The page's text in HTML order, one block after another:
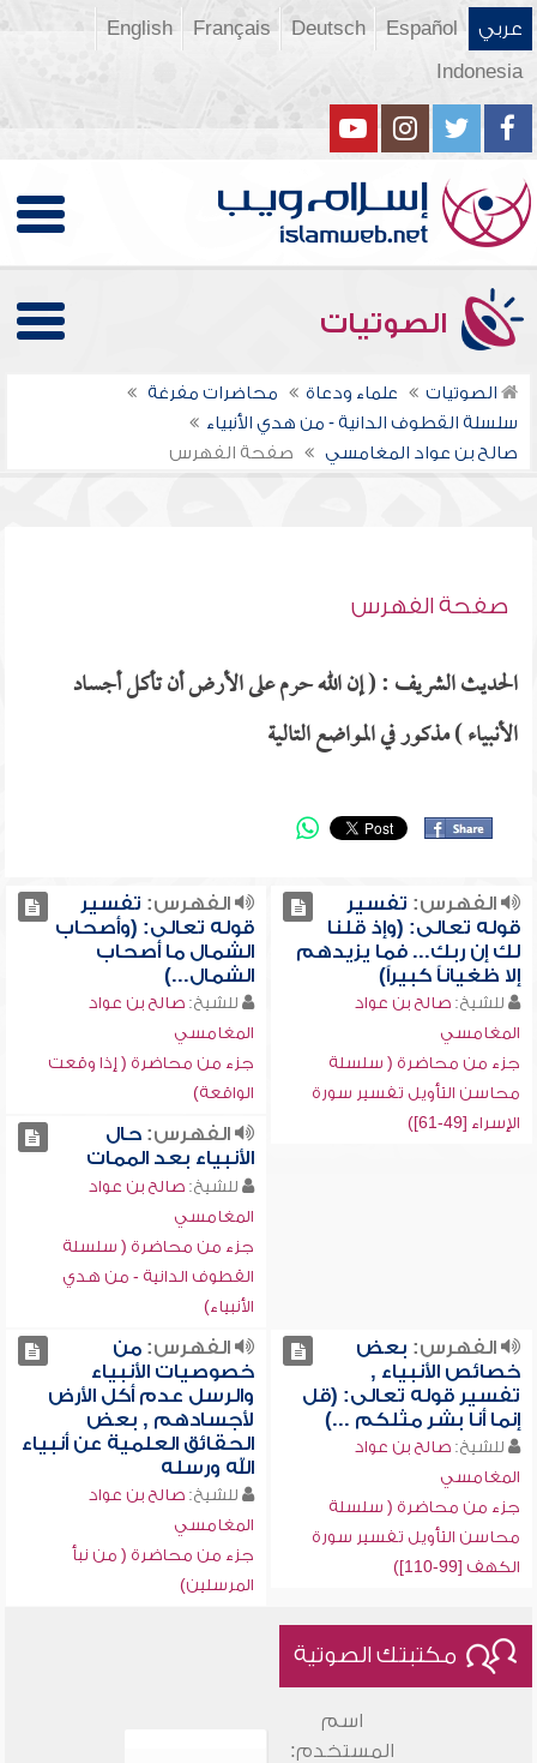
عربي Español
Deutsch
Français
English
Indonesia
الصوتيات
الصوتيات علماء ودعاة
محاضرات مفرغة
سلسلة القطوف الدانية - من هدي الأنبياء
صالح بن عواد المغامسي
صفحة الفهرس
صفحة الفهرس
الحديث الشريف : ( إن الله حرم على الأرض أن تأكل أجساد
الأنبياء ) مذكور في المواضع التالية
الفهرس: تفسير
قوله تعالى: (وإذ قلنا
لك إن ربك... فما يزيدهم
إلا ظغياناً كبيراً)
للشيخ:صالح بن عواد
المغامسي
جزء من محاضرة ( سلسلة
محاسن التأويل تفسير سورة
الإسراء [49-61])
الفهرس: تفسير
قوله تعالى: (وأصحاب
الشمال ما أصحاب
الشمال...)
للشيخ:صالح بن عواد
المغامسي
جزء من محاضرة ( إذا وقعت
الواقعة)
الفهرس:حال
الأنبياء بعد الممات
للشيخ:صالح بن عواد
المغامسي
جزء من محاضرة ( سلسلة
القطوف الدانية - من هدي
الأنبياء)
الفهرس: بعض
خصائص الأنبياء ,
تفسير قوله تعالى: (قل
إنما أنا بشر مثلكم ...)
للشيخ:صالح بن عواد
المغامسي
جزء من محاضرة ( سلسلة
محاسن التأويل تفسير سورة
الكهف [99-110])
الفهرس:من
خصوصيات الأنبياء
والرسل عدم أكل الأرض
لأجسادهم , بعض
الحقائق العلمية عن أنبياء
الله ورسله
للشيخ:صالح بن عواد
المغامسي
جزء من محاضرة ( من نبأ
المرسلين)
مكتبتك الصوتية
اسم
المستخدم: